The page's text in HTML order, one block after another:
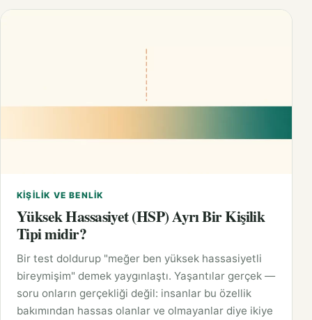
KIŞILIK VE BENLIK
Yüksek Hassasiyet (HSP) Ayrı Bir Kişilik
Tipi midir?
Bir test doldurup "meğer ben yüksek hassasiyetli
bireymişim" demek yaygınlaştı. Yaşantılar gerçek —
soru onların gerçekliği değil: insanlar bu özellik
bakımından hassas olanlar ve olmayanlar diye ikiye